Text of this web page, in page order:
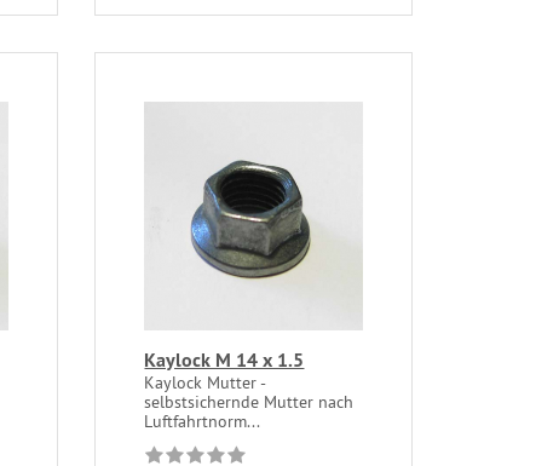
Kaylock M 14 x 1.5
Kaylock Mutter -
selbstsichernde Mutter nach
Luftfahrtnorm...